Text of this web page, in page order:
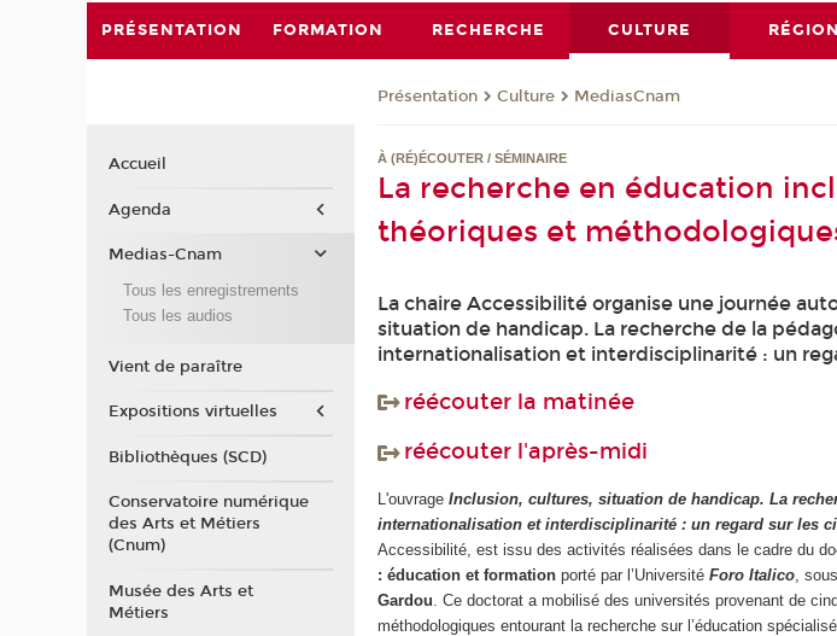
PRÉSENTATION FORMATION RECHERCHE CULTURE
Présentation Culture MediasCnam
À (RÉ)ÉCOUTER / SÉMINAIRE
La recherche en éducation
théoriques et
La chaire Accessibilité organise une journée
situation de handicap. La recherche de la
internationalisation et interdisciplinarité : un
réécouter la matinée
réécouter l'après-midi
L'ouvrageInclusion, cultures, situation de handicap. La
internationalisation et interdisciplinarité : un regard sur les
Accessibilité, est issu des activités réalisées dans le cadre du
: éducation et formation porté par l’UniversitéForo Italico ,
Gardou . Ce doctorat a mobilisé des universités provenant de
méthodologiques entourant la recherche sur l’éducation
Accueil
Agenda
Medias-Cnam
Tous les enregistrements
Tous les audios
Vient de paraître
Expositions virtuelles
Bibliothèques (SCD)
Conservatoire numérique
des Arts et Métiers
(Cnum)
Musée des Arts et
Métiers